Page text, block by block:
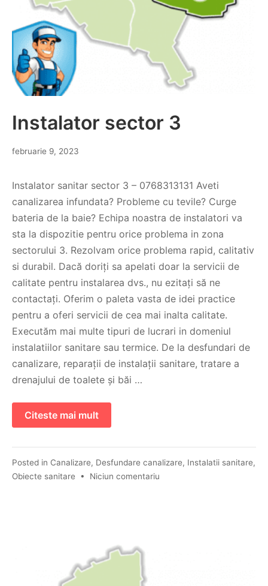
Instalator sector 3
februarie 9, 2023
Instalator sanitar sector 3 – 0768313131 Aveti
canalizarea infundata? Probleme cu tevile? Curge
bateria de la baie? Echipa noastra de instalatori va
sta la dispozitie pentru orice problema in zona
sectorului 3. Rezolvam orice problema rapid, calitativ
si durabil. Dacă doriți sa apelati doar la servicii de
calitate pentru instalarea dvs., nu ezitați să ne
contactați. Oferim o paleta vasta de idei practice
pentru a oferi servicii de cea mai inalta calitate.
Executăm mai multe tipuri de lucrari in domeniul
instalatiilor sanitare sau termice. De la desfundari de
canalizare, reparații de instalații sanitare, tratare a
drenajului de toalete și băi …
Citeste mai mult
Posted in Canalizare, Desfundare canalizare, Instalatii sanitare,
Obiecte sanitare • Niciun comentariu